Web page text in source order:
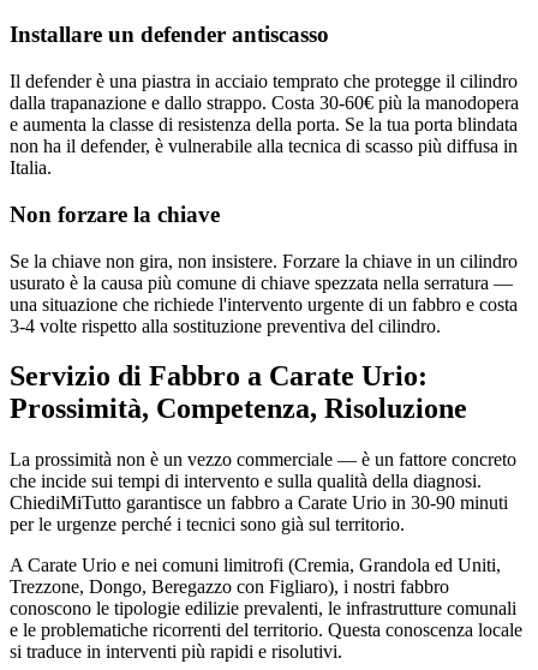
Installare un defender antiscasso
Il defender è una piastra in acciaio temprato che protegge il cilindro
dalla trapanazione e dallo strappo. Costa 30-60€ più la manodopera
e aumenta la classe di resistenza della porta. Se la tua porta blindata
non ha il defender, è vulnerabile alla tecnica di scasso più diffusa in
Italia.
Non forzare la chiave
Se la chiave non gira, non insistere. Forzare la chiave in un cilindro
usurato è la causa più comune di chiave spezzata nella serratura —
una situazione che richiede l'intervento urgente di un fabbro e costa
3-4 volte rispetto alla sostituzione preventiva del cilindro.
Servizio di Fabbro a Carate Urio:
Prossimità, Competenza, Risoluzione
La prossimità non è un vezzo commerciale — è un fattore concreto
che incide sui tempi di intervento e sulla qualità della diagnosi.
ChiediMiTutto garantisce un fabbro a Carate Urio in 30-90 minuti
per le urgenze perché i tecnici sono già sul territorio.
A Carate Urio e nei comuni limitrofi (Cremia, Grandola ed Uniti,
Trezzone, Dongo, Beregazzo con Figliaro), i nostri fabbro
conoscono le tipologie edilizie prevalenti, le infrastrutture comunali
e le problematiche ricorrenti del territorio. Questa conoscenza locale
si traduce in interventi più rapidi e risolutivi.